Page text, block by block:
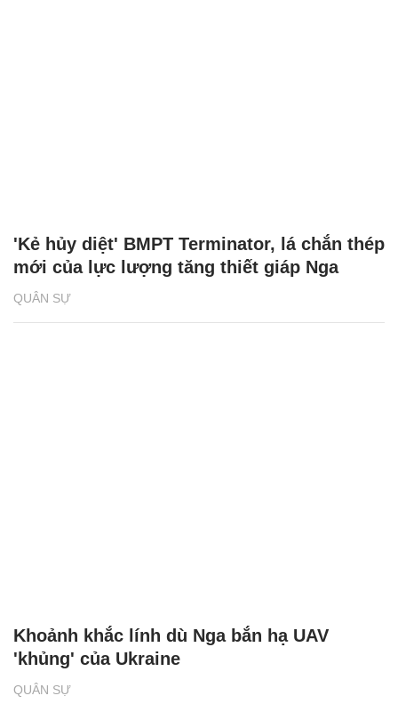
QUÂN SỰ
'Kẻ hủy diệt' BMPT Terminator, lá chắn thép
mới của lực lượng tăng thiết giáp Nga
QUÂN SỰ
Khoảnh khắc lính dù Nga bắn hạ UAV
'khủng' của Ukraine